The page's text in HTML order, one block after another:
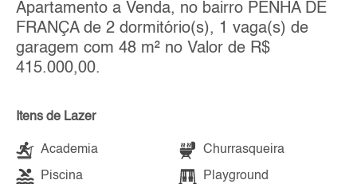
Apartamento a Venda, no bairro PENHA DE
FRANÇA de 2 dormitório(s), 1 vaga(s) de
garagem com 48 m² no Valor de R$
415.000,00.
Itens de Lazer
Academia Churrasqueira
Piscina Playground